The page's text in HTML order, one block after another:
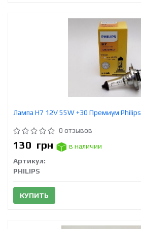
Лампа H7 12V 55W +30 Премиум Philips
0 отзывов
130 грн
в наличии
Артикул:
PHILIPS
КУПИТЬ